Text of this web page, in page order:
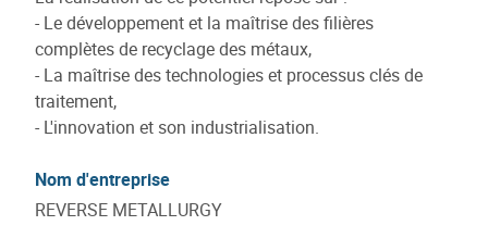
- Le développement et la maîtrise des filières
complètes de recyclage des métaux,
- La maîtrise des technologies et processus clés de
traitement,
- L'innovation et son industrialisation.
Nom d'entreprise
REVERSE METALLURGY